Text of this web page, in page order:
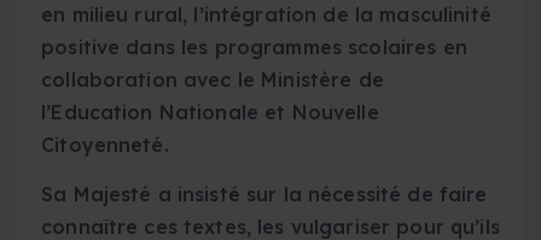
en milieu rural, l’intégration de la masculinité
positive dans les programmes scolaires en
collaboration avec le Ministère de
l’Education Nationale et Nouvelle
Citoyenneté.
Sa Majesté a insisté sur la nécessité de faire
connaître ces textes, les vulgariser pour qu’ils